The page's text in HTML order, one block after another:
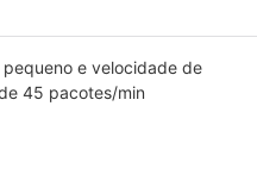
pequeno e velocidade de
45 pacotes/min